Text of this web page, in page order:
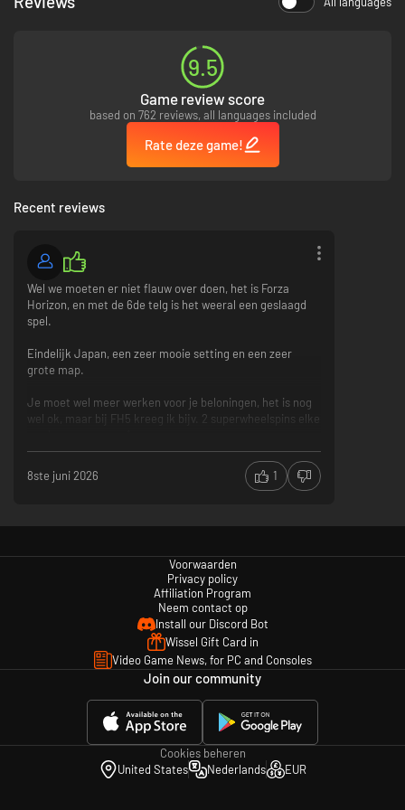
eigen events samen met je vrienden in CoLab, het bijgewerkte EventLab,
nu met multiplayerondersteuning* en de mogelijkheid om letterlijk overal
in de wereld te bouwen. Deel je meesterwerken met iedereen om te
spelen en ontdek een steeds ontwikkelende catalogus met content die
door de community is gemaakt.
HET FESTIVAL VOOR ELKE COUREUR
Ga de open weg op in onze meest toegankelijke Horizon-game tot nu toe.
een latere update) en Automatisch rijden, waardoor spelers de prachtige
*Je hebt voor online multiplayer via console een Game Pass-abonnement
nodig dat inclusief online multiplayer is en afzonderlijk wordt verkocht.
9.5
Game review score
based on 762 reviews, all languages included
Rate deze game!
Recent reviews
Wel we moeten er niet flauw over doen, het is Forza
Horizon, en met de 6de telg is het weeral een geslaagd
spel.
Eindelijk Japan, een zeer mooie setting en een zeer
grote map.
Je moet wel meer werken voor je beloningen, het is nog
wel ok, maar bij FH5 kreeg ik bijv. 2 superwheelspins elke
Het bouwen van je garage en circuits is een plus, maar
ook een min omdat daar heeel weinig wordt over
Bouwen en inrichten van je eigen garage
Bij replay, blijft je auto precies in eerste zitten, je
hoort de versnelling niet verhogen, dit is zo bij alle
8ste juni 2026 1
Voorwaarden
Privacy policy
Affiliation Program
Neem contact op
Install our Discord Bot
Wissel Gift Card in
Video Game News, for PC and Consoles
Join our community
Cookies beheren
United States
Nederlands EUR